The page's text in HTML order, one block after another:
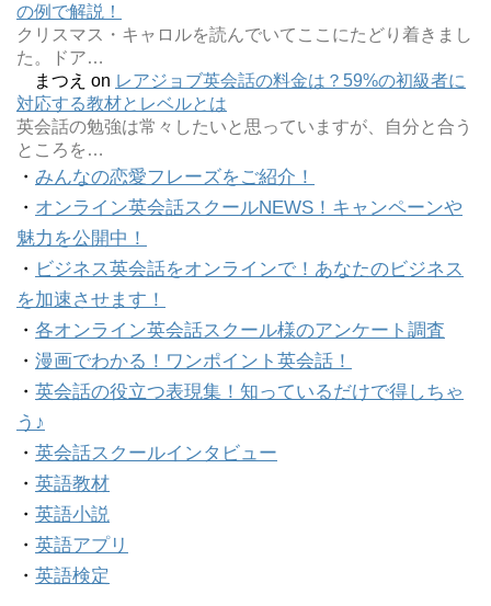
の例で解説！
クリスマス・キャロルを読んでいてここにたどり着きまし
た。ドア…
まつえ on レアジョブ英会話の料金は？59%の初級者に
対応する教材とレベルとは
英会話の勉強は常々したいと思っていますが、自分と合う
ところを…
・ みんなの恋愛フレーズをご紹介！
・ オンライン英会話スクールNEWS！キャンペーンや
魅力を公開中！
・ ビジネス英会話をオンラインで！あなたのビジネス
を加速させます！
・ 各オンライン英会話スクール様のアンケート調査
・ 漫画でわかる！ワンポイント英会話！
・ 英会話の役立つ表現集！知っているだけで得しちゃ
う♪
・ 英会話スクールインタビュー
・ 英語教材
・ 英語小説
・ 英語アプリ
・ 英語検定